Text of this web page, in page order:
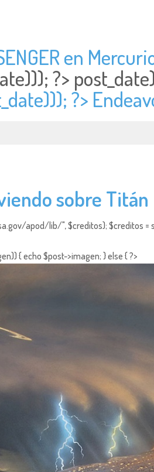
en
?>
?>
sobre Titán
apod/lib/", $creditos); $creditos =
{ echo $post->imagen; } else { ?>